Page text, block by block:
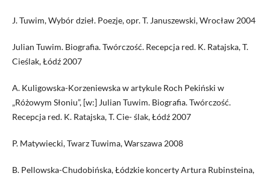
J. Tuwim, Wybór dzieł. Poezje, opr. T. Januszewski, Wrocław 2004
Julian Tuwim. Biografia. Twórczość. Recepcja red. K. Ratajska, T.
Cieślak, Łódź 2007
A. Kuligowska-Korzeniewska w artykule Roch Pekiński w
„Różowym Słoniu”, [w:] Julian Tuwim. Biografia. Twórczość.
Recepcja red. K. Ratajska, T. Cie- ślak, Łódź 2007
P. Matywiecki, Twarz Tuwima, Warszawa 2008
B. Pellowska-Chudobińska, Łódzkie koncerty Artura Rubinsteina,